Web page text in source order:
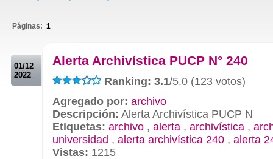
Páginas: 1
01/12
2022
Alerta Archivística PUCP N° 240
Ranking: 3.1/5.0 (123 votos)
Agregado por: archivo
Descripción: Alerta Archivística PUCP N
Etiquetas: archivo , alerta , archivística ,
universidad , alerta archivística 240 , alerta
Vistas: 1215